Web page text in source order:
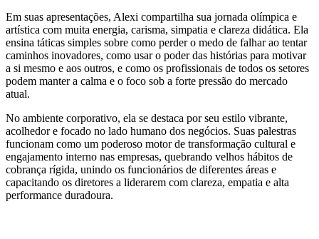
Em suas apresentações, Alexi compartilha sua jornada olímpica e
artística com muita energia, carisma, simpatia e clareza didática. Ela
ensina táticas simples sobre como perder o medo de falhar ao tentar
caminhos inovadores, como usar o poder das histórias para motivar
a si mesmo e aos outros, e como os profissionais de todos os setores
podem manter a calma e o foco sob a forte pressão do mercado
atual.
No ambiente corporativo, ela se destaca por seu estilo vibrante,
acolhedor e focado no lado humano dos negócios. Suas palestras
funcionam como um poderoso motor de transformação cultural e
engajamento interno nas empresas, quebrando velhos hábitos de
cobrança rígida, unindo os funcionários de diferentes áreas e
capacitando os diretores a liderarem com clareza, empatia e alta
performance duradoura.